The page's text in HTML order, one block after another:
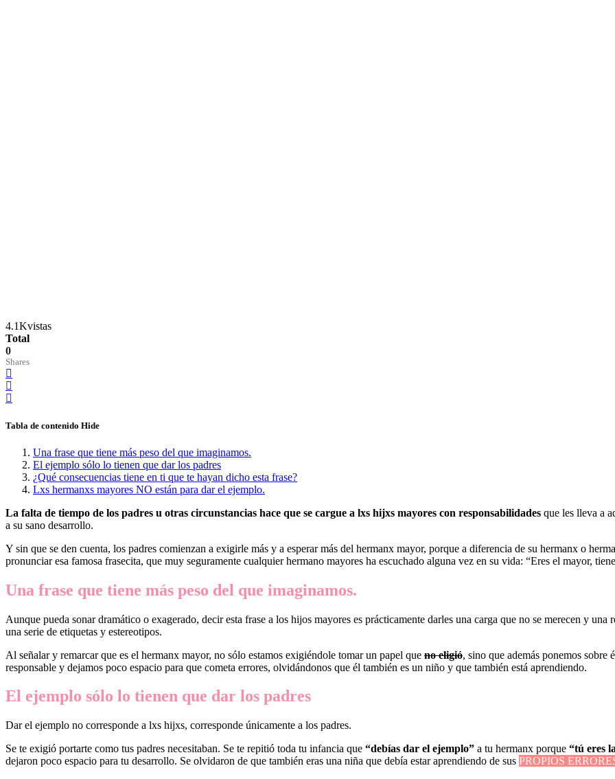
4.1Kvistas
Total
0
Shares
Tabla de contenido Hide
Una frase que tiene más peso del que imaginamos.
El ejemplo sólo lo tienen que dar los padres
¿Qué consecuencias tiene en ti que te hayan dicho esta frase?
Lxs hermanxs mayores NO están para dar el ejemplo.
La falta de tiempo de los padres u otras circunstancias hace que se cargue a lxs hijxs mayores con responsabilidades que les lleva a
a su sano desarrollo.
Y sin que se den cuenta, los padres comienzan a exigirle más y a esperar más del hermanx mayor, porque a diferencia de su hermanx o
pronunciar esa famosa frasecita, que muy seguramente cualquier hermano mayores ha escuchado alguna vez en su vida: “Eres el mayor,
Una frase que tiene más peso del que imaginamos.
Aunque pueda sonar dramático o exagerado, decir esta frase a los hijos mayores es prácticamente darles una carga que no se merecen y
una serie de etiquetas y estereotipos.
Al señalar y remarcar que es el hermanx mayor, no sólo estamos exigiéndole tomar un papel que no eligió, sino que además ponemos sobre
responsable y dejamos poco espacio para que cometa errores, olvidándonos que él también es un niño y que también está aprendiendo.
El ejemplo sólo lo tienen que dar los padres
Dar el ejemplo no corresponde a lxs hijxs, corresponde únicamente a los padres.
Se te exigió portarte como tus padres necesitaban. Se te repitió toda tu infancia que “debías dar el ejemplo” a tu hermanx porque “tú eres
dejaron poco espacio para tu desarrollo. Se olvidaron de que también eras una niña que debía estar aprendiendo de sus PROPIOS